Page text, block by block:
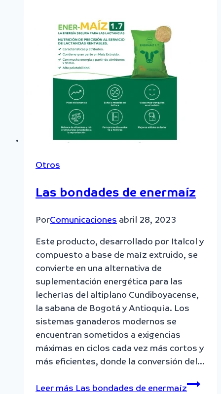
Otros
Las bondades de enermaíz
PorComunicaciones abril 28, 2023
Este producto, desarrollado por Italcol y
compuesto a base de maíz extruido, se
convierte en una alternativa de
suplementación energética para las
lecherías del altiplano Cundiboyacense,
la sabana de Bogotá y Antioquía. Los
sistemas ganaderos modernos se
encuentran sometidos a exigencias
máximas en ciclos cada vez más cortos y
más eficientes, donde la conversión del…
Leer más Las bondades de enermaíz